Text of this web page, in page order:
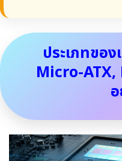
ประเภทขอ
Micro-